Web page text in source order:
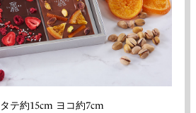
約15cm ヨコ約7cm